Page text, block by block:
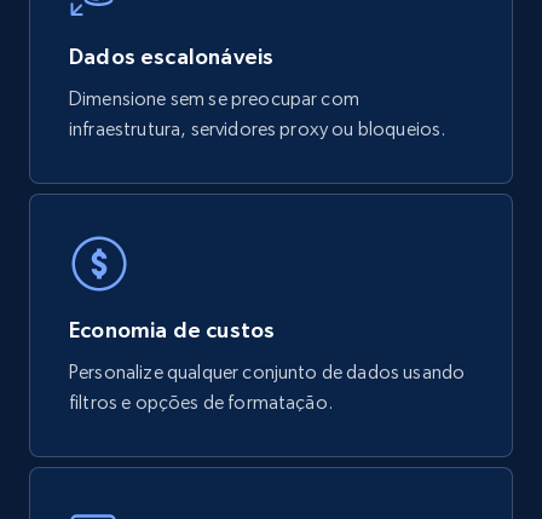
Dados escalonáveis
Dimensione sem se preocupar com
infraestrutura, servidores proxy ou bloqueios.
Economia de custos
Personalize qualquer conjunto de dados usando
filtros e opções de formatação.